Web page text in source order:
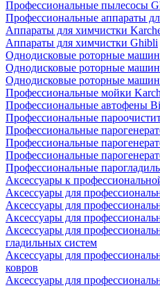
Профессиональные пылесосы
Профессиональные аппараты
Аппараты для химчистки
Аппараты для химчистки Ghibli
Однодисковые роторные
Однодисковые роторные
Однодисковые роторные
Профессиональные мойки
Профессиональные автофены
Профессиональные
Профессиональные
Профессиональные
Профессиональные
Профессиональные
Аксессуары к
Аксессуары для
Аксессуары для
Аксессуары для
Аксессуары для
гладильных систем
Аксессуары для
ковров
Аксессуары для